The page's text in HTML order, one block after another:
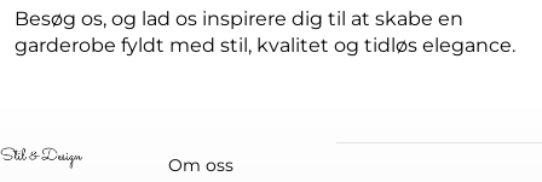
Besøg os, og lad os inspirere dig til at skabe en
garderobe fyldt med stil, kvalitet og tidløs elegance.
Om oss